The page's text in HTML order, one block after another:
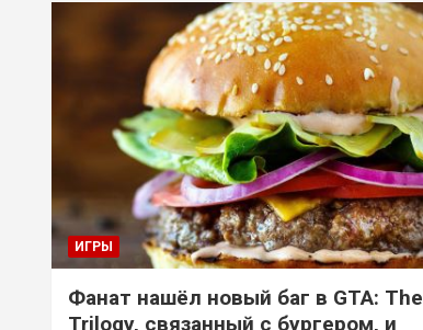
ИГРЫ
Фанат нашёл новый баг в GTA: The
Trilogy, связанный с бургером, и